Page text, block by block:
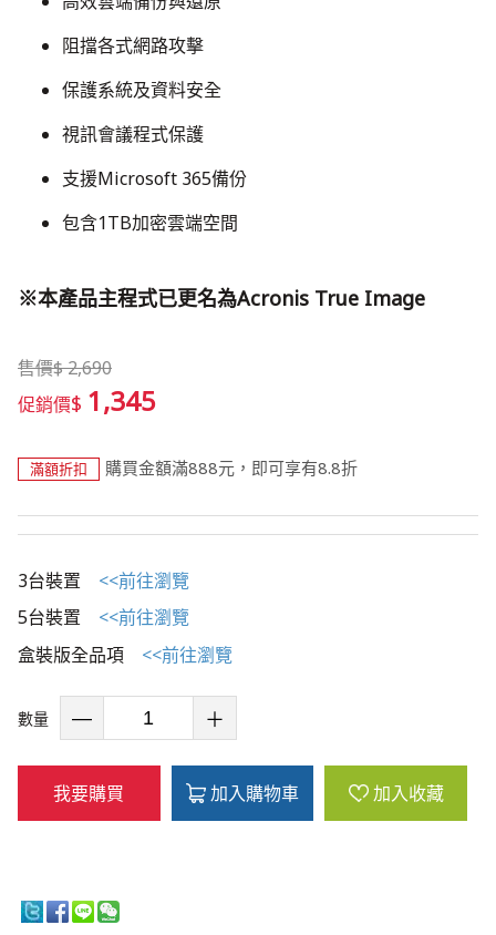
​阻擋各式網路攻擊
​保護系統及資料安全
​視訊會議程式保護
​支援Microsoft 365備份
​包含1TB加密雲端空間
​※本產品主程式已更名為Acronis True Image
售價$2,690
促銷價$ 1,345
滿額折扣 購買金額滿888元，即可享有8.8折
3台裝置 <<前往瀏覽
5台裝置 <<前往瀏覽
盒裝版全品項 <<前往瀏覽
數量
我要購買 加入購物車 加入收藏